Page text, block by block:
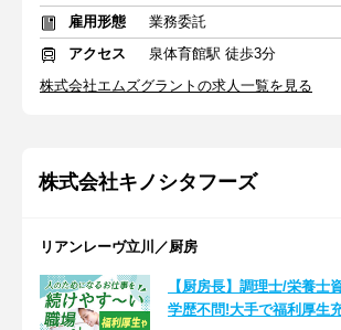
雇用形態
業務委託
アクセス
泉体育館駅 徒歩3分
株式会社エムズグラントの求人一覧を見る
株式会社キノシタフーズ
リアンレーヴ立川／厨房
【厨房長】調理士/栄養士
学歴不問!大手で福利厚生